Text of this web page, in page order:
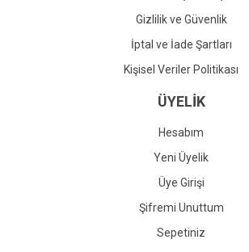
Gizlilik ve Güvenlik
İptal ve İade Şartları
Kişisel Veriler Politikası
ÜYELİK
Hesabım
Yeni Üyelik
Üye Girişi
Şifremi Unuttum
Sepetiniz